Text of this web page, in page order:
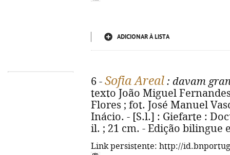
ADICIONAR À LISTA
6 - Sofia Areal : davam
texto João Miguel
Flores ; fot. José Manuel
Inácio. - [S.l.] : Giefarte :
il. ; 21 cm. - Edição bilingue
Link persistente: http://